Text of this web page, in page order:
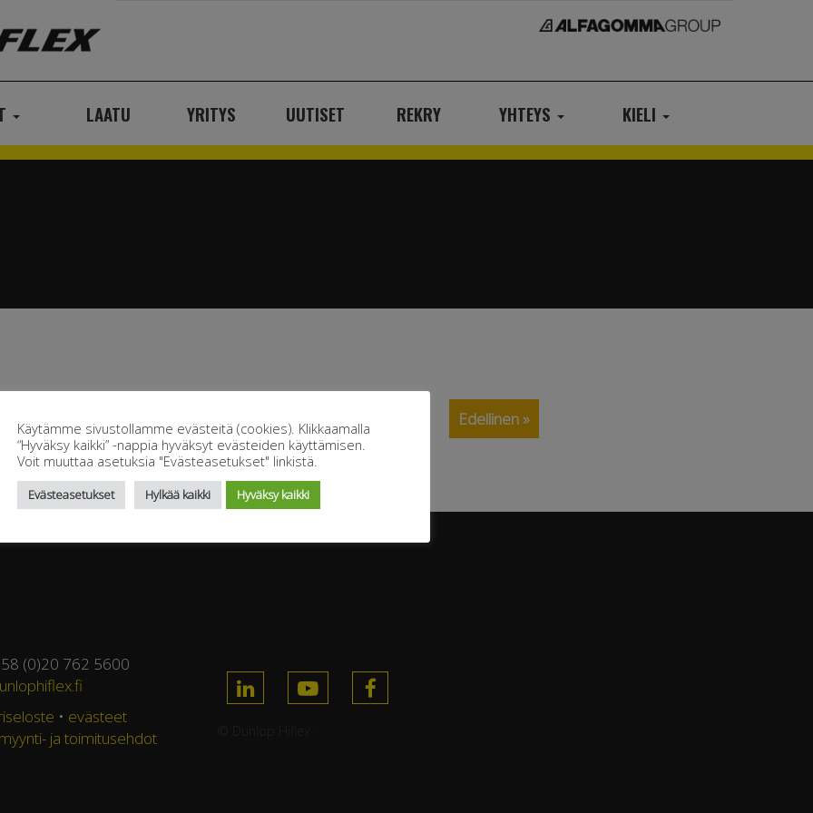
LAATU YRITYS UUTISET REKRY YHTEYS KIELI
Edellinen »
(0)20 762 5600
• evästeet
ja toimitusehdot
Käytämme sivustollamme evästeitä (cookies). Klikkaamalla
“Hyväksy kaikki” -nappia hyväksyt evästeiden käyttämisen.
Voit muuttaa asetuksia "Evästeasetukset" linkistä.
Evästeasetukset Hylkää kaikki Hyväksy kaikki